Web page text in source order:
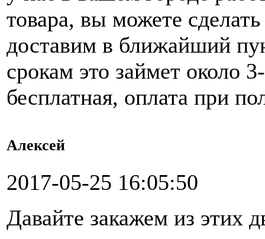
товара, вы можете
доставим в ближайший
срокам это займет около
бесплатная, оплата при
Алексей
2017-05-25 16:05:50
Давайте закажем из этих